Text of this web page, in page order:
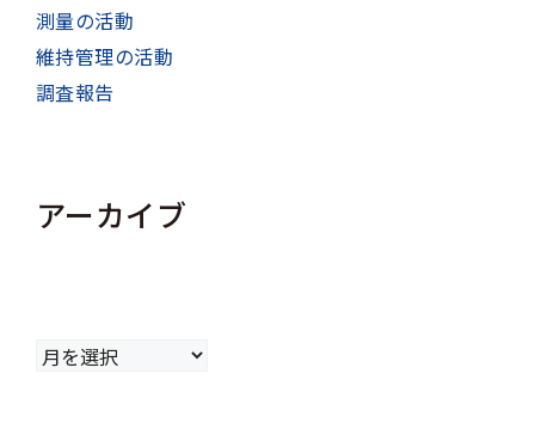
測量の活動
維持管理の活動
調査報告
アーカイブ
ア
ー